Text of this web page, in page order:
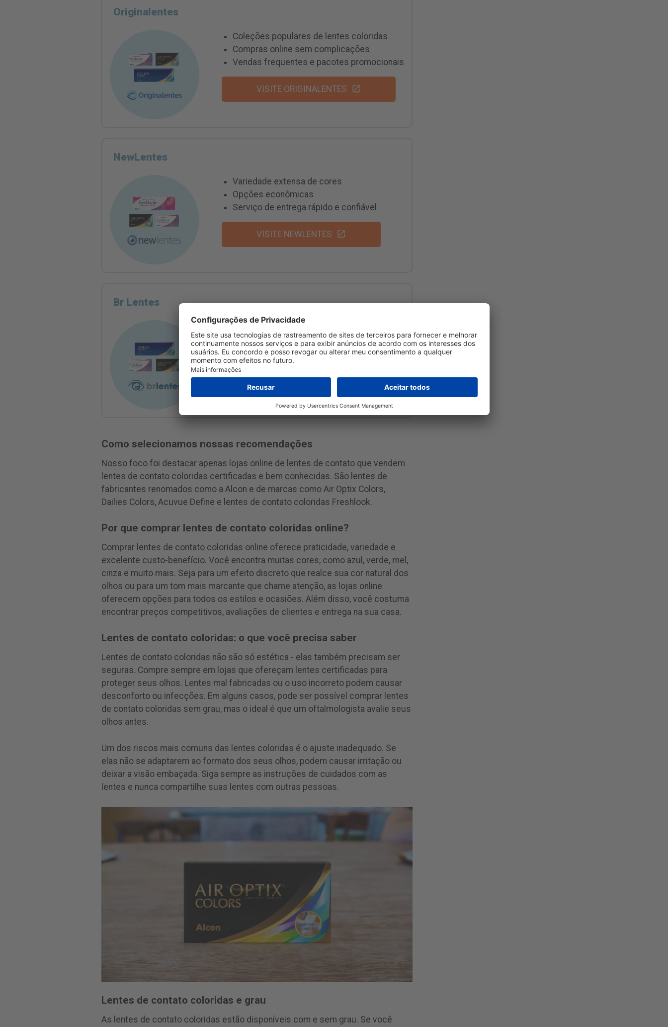
Originalentes
Coleções populares de lentes coloridas
Compras online sem complicações
Vendas frequentes e pacotes promocionais
VISITE ORIGINALENTES
NewLentes
Variedade extensa de cores
Opções econômicas
Serviço de entrega rápido e confiável
VISITE NEWLENTES
Br Lentes
Altamente avaliado pelos clientes
Lentes coloridas para uso diário e mensal
Descontos regulares e ofertas especiais
VISITE BR LENTES
Como selecionamos nossas recomendações
Nosso foco foi destacar apenas lojas online de lentes de contato que vendem
lentes de contato coloridas certificadas e bem conhecidas. São lentes de
fabricantes renomados como a Alcon e de marcas como Air Optix Colors,
Dailies Colors, Acuvue Define e lentes de contato coloridas Freshlook.
Por que comprar lentes de contato coloridas online?
Comprar lentes de contato coloridas online oferece praticidade, variedade e
excelente custo-benefício. Você encontra muitas cores, como azul, verde, mel,
cinza e muito mais. Seja para um efeito discreto que realce sua cor natural dos
olhos ou para um tom mais marcante que chame atenção, as lojas online
oferecem opções para todos os estilos e ocasiões. Além disso, você costuma
encontrar preços competitivos, avaliações de clientes e entrega na sua casa.
Lentes de contato coloridas: o que você precisa saber
Lentes de contato coloridas não são só estética - elas também precisam ser
seguras. Compre sempre em lojas que ofereçam lentes certificadas para
proteger seus olhos. Lentes mal fabricadas ou o uso incorreto podem causar
desconforto ou infecções. Em alguns casos, pode ser possível comprar lentes
de contato coloridas sem grau, mas o ideal é que um oftalmologista avalie seus
olhos antes.
Um dos riscos mais comuns das lentes coloridas é o ajuste inadequado. Se
elas não se adaptarem ao formato dos seus olhos, podem causar irritação ou
deixar a visão embaçada. Siga sempre as instruções de cuidados com as
lentes e nunca compartilhe suas lentes com outras pessoas.
Lentes de contato coloridas e grau
As lentes de contato coloridas estão disponíveis com e sem grau. Se você